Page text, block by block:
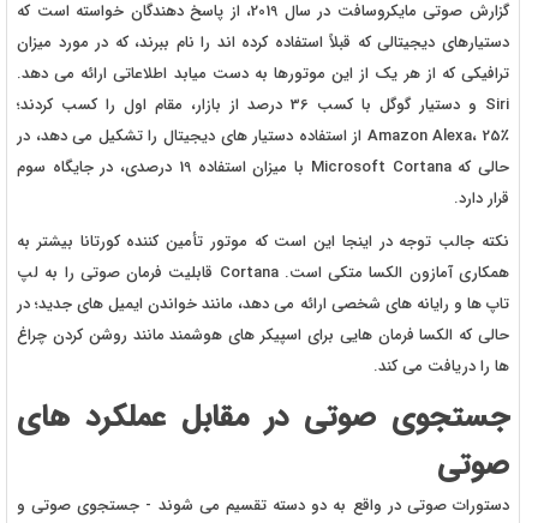
گزارش صوتی مایکروسافت در سال 2019، از پاسخ دهندگان خواسته است که
دستیارهای دیجیتالی که قبلاً استفاده کرده اند را نام ببرند، که در مورد میزان
ترافیکی که از هر یک از این موتورها به دست میابد اطلاعاتی ارائه می دهد.
Siri و دستیار گوگل با کسب 36 درصد از بازار، مقام اول را کسب کردند؛
Amazon Alexa، 25٪ از استفاده دستیار های دیجیتال را تشکیل می دهد، در
حالی که Microsoft Cortana با میزان استفاده 19 درصدی، در جایگاه سوم
قرار دارد.
نکته جالب توجه در اینجا این است که موتور تأمین کننده کورتانا بیشتر به
همکاری آمازون الکسا متکی است. Cortana قابلیت فرمان صوتی را به لپ
تاپ ها و رایانه های شخصی ارائه می دهد، مانند خواندن ایمیل های جدید؛ در
حالی که الکسا فرمان هایی برای اسپیکر های هوشمند مانند روشن کردن چراغ
ها را دریافت می کند.
جستجوی صوتی در مقابل عملکرد های
صوتی
دستورات صوتی در واقع به دو دسته تقسیم می شوند - جستجوی صوتی و